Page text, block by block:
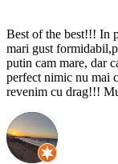
Best of the best!!! In
mari gust
putin cam mare, dar
perfect nimic nu mai
revenim cu drag!!!